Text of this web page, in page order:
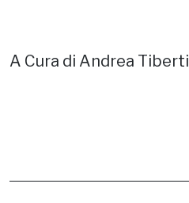
A Cura di Andrea Tiberti